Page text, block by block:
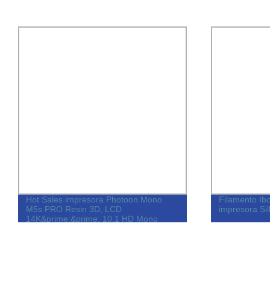
Hot Sales impresora Photoon Mono
M5s PRO Resin 3D, LCD
14K&prime;&prime; 10,1 HD Mono
Filamento
impresora